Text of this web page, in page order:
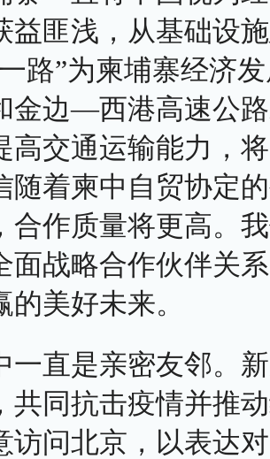
益匪浅，从基础设
路”为柬埔寨经济
金边—西港高速公
高交通运输能力，
随着柬中自贸协定
合作质量将更高。
面战略合作伙伴关
美好未来。
是亲密友邻。新
共同抗击疫情并推
访问北京，以表达